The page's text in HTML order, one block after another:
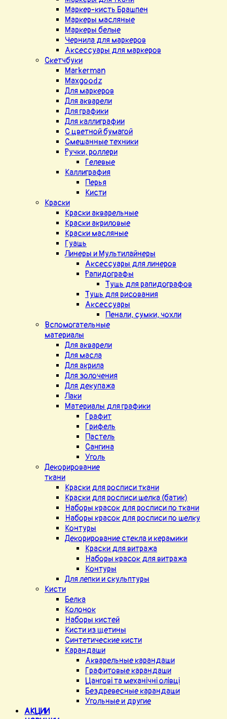
Маркер-кисть Брашпен
Маркеры масляные
Маркеры белые
Чернила для маркеров
Аксессуары для маркеров
Скетчбуки
Markerman
Maxgoodz
Для маркеров
Для акварели
Для графики
Для каллиграфии
С цветной бумагой
Смешанные техники
Ручки, роллери
Гелевые
Каллиграфия
Перья
Кисти
Краски
Краски акварельные
Краски акриловые
Краски масляные
Гуашь
Линеры и Мультилайнеры
Аксессуары для линеров
Рапидографы
Тушь для рапидографов
Тушь для рисования
Аксессуары
Пенали, сумки, чохли
Вспомогательные
материалы
Для акварели
Для масла
Для акрила
Для золочения
Для декупажа
Лаки
Материалы для графики
Графит
Грифель
Пастель
Сангина
Уголь
Декорирование
ткани
Краски для росписи ткани
Краски для росписи шелка (батик)
Наборы красок для росписи по ткани
Наборы красок для росписи по шелку
Контуры
Декорирование стекла и керамики
Краски для витража
Наборы красок для витража
Контуры
Для лепки и скульптуры
Кисти
Белка
Колонок
Наборы кистей
Кисти из щетины
Синтетические кисти
Карандаши
Акварельные карандаши
Графитовые карандаши
Цангові та механічні олівці
Бездревесные карандаши
Угольные и другие
АКЦИИ